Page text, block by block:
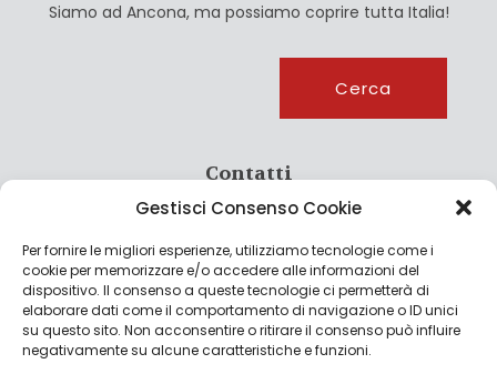
Gestisci Consenso Cookie
Per fornire le migliori esperienze, utilizziamo tecnologie come i
cookie per memorizzare e/o accedere alle informazioni del
dispositivo. Il consenso a queste tecnologie ci permetterà di
elaborare dati come il comportamento di navigazione o ID unici
su questo sito. Non acconsentire o ritirare il consenso può influire
negativamente su alcune caratteristiche e funzioni.
Siamo ad Ancona, ma possiamo coprire tutta Italia!
Cerca
Contatti
info@culturagroalimentare.com
Note legali
Privacy Policy